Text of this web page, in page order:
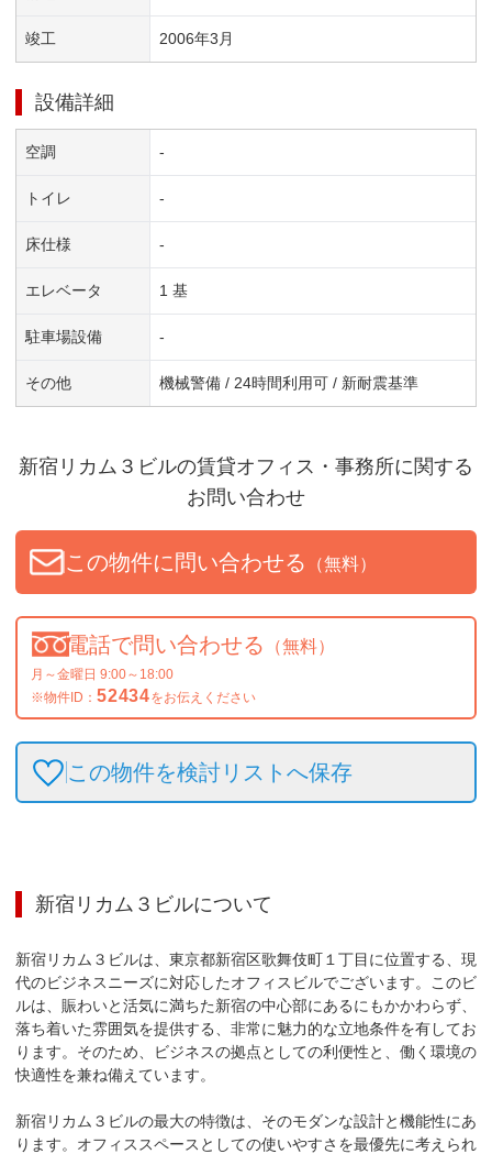
竣工 2006年3 月
設備詳細
空調 -
トイレ -
床仕様 -
エレベータ 1 基
駐車場設備 -
その他 機械警備 / 24時間利用可 / 新耐震基準
新宿リカム３ビルの賃貸オフィス・事務所に関する
お問い合わせ
この物件に問い合わせる （無料）
電話で問い合わせる （無料）
月～金曜日 9:00～18:00
※物件ID： 52434をお伝えください
この物件を検討リストへ保存
新宿リカム３ビルについて
新宿リカム３ビルは、東京都新宿区歌舞伎町１丁目に位置する、現
代のビジネスニーズに対応したオフィスビルでございます。このビ
ルは、賑わいと活気に満ちた新宿の中心部にあるにもかかわらず、
落ち着いた雰囲気を提供する、非常に魅力的な立地条件を有してお
ります。そのため、ビジネスの拠点としての利便性と、働く環境の
快適性を兼ね備えています。
新宿リカム３ビルの最大の特徴は、そのモダンな設計と機能性にあ
ります。オフィススペースとしての使いやすさを最優先に考えられ